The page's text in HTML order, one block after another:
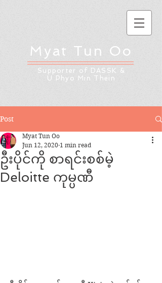
Myat Tun Oo
Supporter of DASSK &
U Phyo Min Thein
Post
ဦးပိုင်ကို စာရင်းစစ်မဲ့
Deloitte ကုမ္ပဏီ
Myat Tun Oo
Jun 12, 2020 1 min read